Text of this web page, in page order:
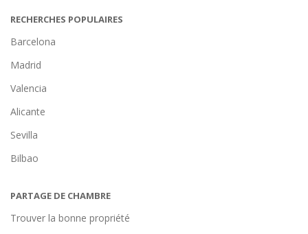
RECHERCHES POPULAIRES
Barcelona
Madrid
Valencia
Alicante
Sevilla
Bilbao
PARTAGE DE CHAMBRE
Trouver la bonne propriété